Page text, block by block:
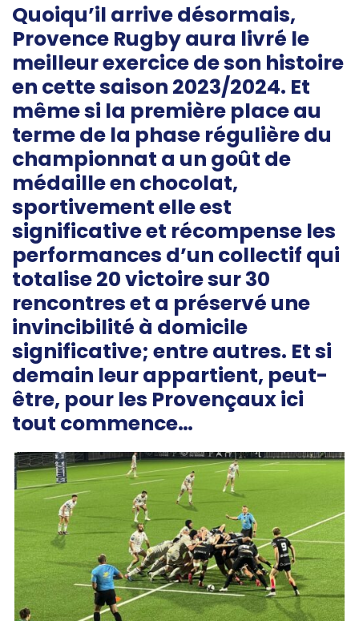
Quoiqu’il arrive désormais,
Provence Rugby aura livré le
meilleur exercice de son histoire
en cette saison 2023/2024. Et
même si la première place au
terme de la phase régulière du
championnat a un goût de
médaille en chocolat,
sportivement elle est
significative et récompense les
performances d’un collectif qui
totalise 20 victoire sur 30
rencontres et a préservé une
invincibilité à domicile
significative; entre autres. Et si
demain leur appartient, peut-
être, pour les Provençaux ici
tout commence…